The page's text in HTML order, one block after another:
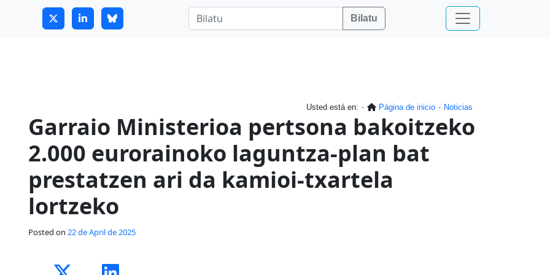
guitrans@guitrans.eus Bilatu
Usted está en: Página de inicio Noticias
Garraio Ministerioa pertsona bakoitzeko
2.000 eurorainoko laguntza-plan bat
prestatzen ari da kamioi-txartela
lortzeko
Posted on 22 de April de 2025